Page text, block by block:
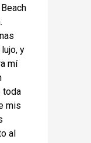
y
mí
toda
mis
al